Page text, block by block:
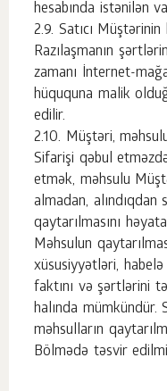
hesabında istənilən
Satıcı
Razılaşmanın
zamanı İnternet-
hüququna malik
edilir.
Müştəri,
Sifarişi qəbul
etmək, məhsulu
almadan, alındıqdan
qaytarılmasını
Məhsulun
xüsusiyyətləri, habelə
faktını və şərtlərini
halında
məhsulların
Bölmədə təsvir